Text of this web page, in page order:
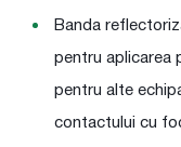
Banda
pentru aplicarea
pentru alte
contactului cu